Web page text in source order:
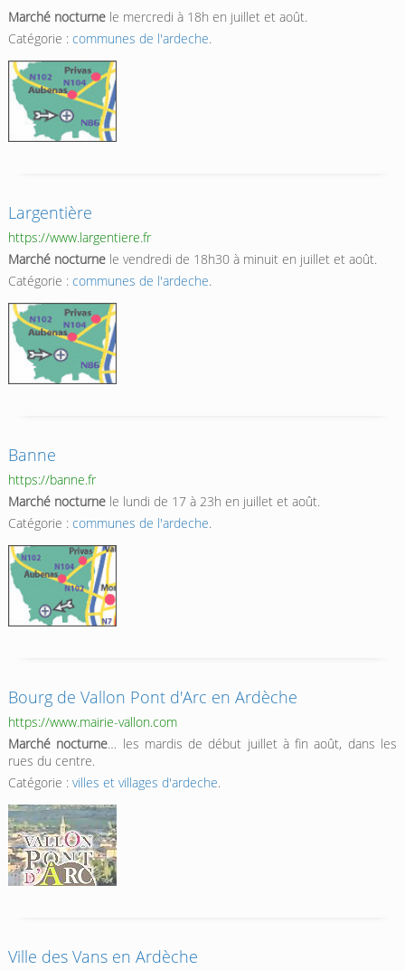
Marché nocturnele mercredi à 18h en juillet et août.
Catégorie : communes de l'ardeche.
Largentière
https://www.largentiere.fr
Marché nocturnele vendredi de 18h30 à minuit en juillet et août.
Catégorie : communes de l'ardeche.
Banne
https://banne.fr
Marché nocturnele lundi de 17 à 23h en juillet et août.
Catégorie : communes de l'ardeche.
Bourg de Vallon Pont d'Arc en Ardèche
https://www.mairie-vallon.com
Marché nocturne… les mardis de début juillet à fin août, dans les
rues du centre.
Catégorie : villes et villages d'ardeche.
Ville des Vans en Ardèche